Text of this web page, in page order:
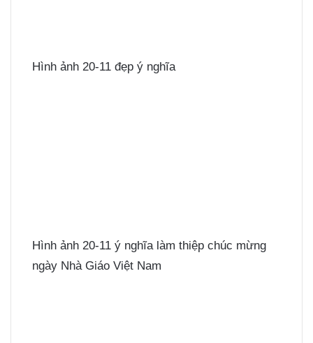
Hình ảnh 20-11 đẹp ý nghĩa
Hình ảnh 20-11 ý nghĩa làm thiệp chúc mừng
ngày Nhà Giáo Việt Nam